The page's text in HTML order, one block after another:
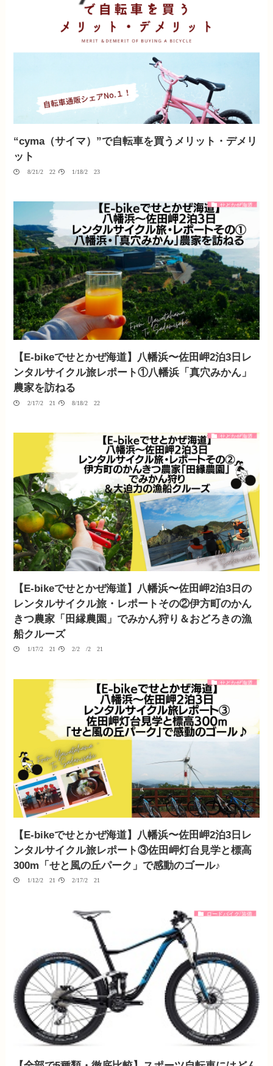
“cyma（サイマ）”で自転車を買うメリット・デメリ
ット
08/21/2022 01/18/2023
せとかぜ海道
【E-bikeでせとかぜ海道】八幡浜〜佐田岬2泊3日レ
ンタルサイクル旅レポート①八幡浜「真穴みかん」
農家を訪ねる
02/17/2021 08/18/2022
せとかぜ海道
【E-bikeでせとかぜ海道】八幡浜〜佐田岬2泊3日の
レンタルサイクル旅・レポートその②伊方町のかん
きつ農家「田縁農園」でみかん狩り＆おどろきの漁
船クルーズ
01/17/2021 02/20/2021
せとかぜ海道
【E-bikeでせとかぜ海道】八幡浜〜佐田岬2泊3日レ
ンタルサイクル旅レポート③佐田岬灯台見学と標高
300m「せと風の丘パーク」で感動のゴール♪
01/12/2021 02/17/2021
ロードバイク/装備